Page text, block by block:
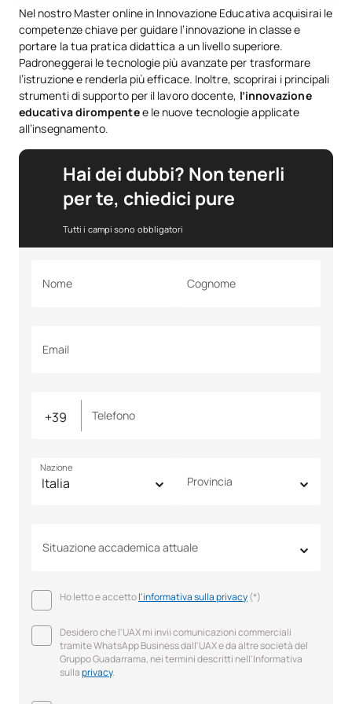
Nel nostro Master online in Innovazione Educativa acquisirai le
competenze chiave per guidare l’innovazione in classe e
portare la tua pratica didattica a un livello superiore.
Padroneggerai le tecnologie più avanzate per trasformare
l’istruzione e renderla più efficace. Inoltre, scoprirai i principali
strumenti di supporto per il lavoro docente, l’innovazione
educativa dirompentee le nuove tecnologie applicate
all’insegnamento.
Hai dei dubbi? Non tenerli
per te, chiedici pure
Tutti i campi sono obbligatori
Nome Cognome
Email
Telefono
Nazione
Provincia
Situazione accademica attuale
Ho letto e accettol'informativa sulla privacy(*)
Desidero che l'UAX mi invii comunicazioni commerciali
tramite WhatsApp Business dall'UAX e da altre società del
Gruppo Guadarrama, nei termini descritti nell'Informativa
sullaprivacy.